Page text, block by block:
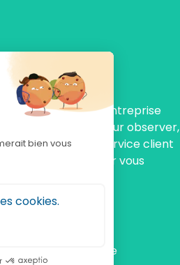
bien vous
cookies.
est une entreprise
5000 produits pour observer,
la nature. Notre service client
au vendredi, pour vous
Nature)
Rillieux-La-Pape